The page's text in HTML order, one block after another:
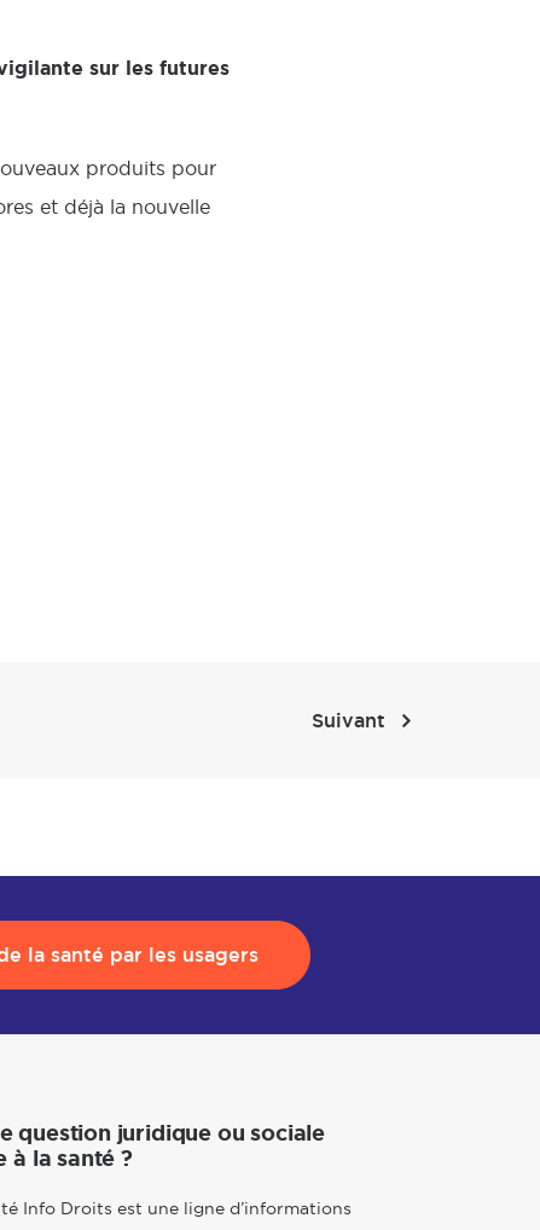
sur les futures
produits pour
et déjà la nouvelle
Suivant
la santé par les usagers
question juridique ou sociale
à la santé ?
Info Droits est une ligne d’informations